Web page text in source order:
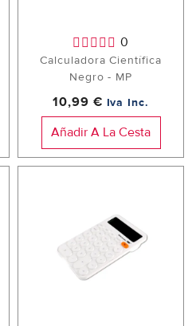
0
Calculadora Científica
Negro - MP
10,99 € Iva Inc.
Añadir A La Cesta